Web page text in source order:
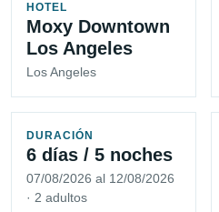
HOTEL
Moxy Downtown
Los Angeles
Los Angeles
DURACIÓN
6 días / 5 noches
07/08/2026 al 12/08/2026
· 2 adultos